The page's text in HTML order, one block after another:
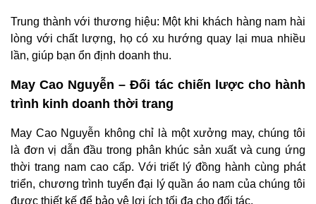
Trung thành với thương hiệu: Một khi khách hàng nam hài
lòng với chất lượng, họ có xu hướng quay lại mua nhiều
lần, giúp bạn ổn định doanh thu.
May Cao Nguyễn – Đối tác chiến lược cho hành
trình kinh doanh thời trang
May Cao Nguyễn không chỉ là một xưởng may, chúng tôi
là đơn vị dẫn đầu trong phân khúc sản xuất và cung ứng
thời trang nam cao cấp. Với triết lý đồng hành cùng phát
triển, chương trình tuyển đại lý quần áo nam của chúng tôi
được thiết kế để bảo vệ lợi ích tối đa cho đối tác.